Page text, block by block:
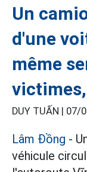
Un
d'une
même
DUY TUẤN | 07/
Lâm Đồng -
véhicule